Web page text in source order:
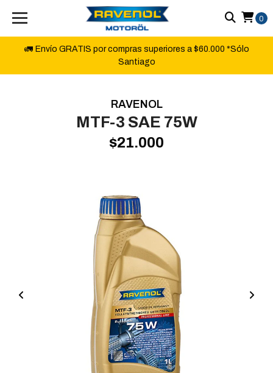
🚛 Envío GRATIS por compras superiores a $60.000 *Sólo
Santiago
0
RAVENOL
MTF-3 SAE 75W
$21.000